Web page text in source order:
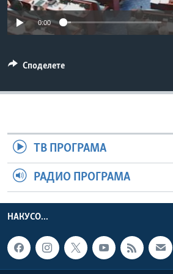
ИНТЕРВЈУА
Јазици
0:00
Споделете
ТВ ПРОГРАМА
РАДИО ПРОГРАМА
НАКУСО...